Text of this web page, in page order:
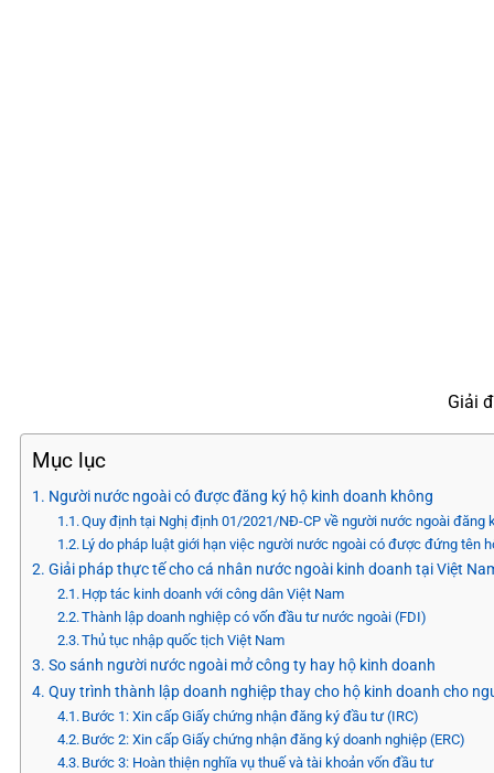
Giải
Mục lục
Người nước ngoài có được đăng ký hộ kinh doanh không
Quy định tại Nghị định 01/2021/NĐ-CP về người nước ngoài đăng
Lý do pháp luật giới hạn việc người nước ngoài có được đứng tên
Giải pháp thực tế cho cá nhân nước ngoài kinh doanh tại Việt
Hợp tác kinh doanh với công dân Việt Nam
Thành lập doanh nghiệp có vốn đầu tư nước ngoài (FDI)
Thủ tục nhập quốc tịch Việt Nam
So sánh người nước ngoài mở công ty hay hộ kinh doanh
Quy trình thành lập doanh nghiệp thay cho hộ kinh doanh cho
Bước 1: Xin cấp Giấy chứng nhận đăng ký đầu tư (IRC)
Bước 2: Xin cấp Giấy chứng nhận đăng ký doanh nghiệp (ERC)
Bước 3: Hoàn thiện nghĩa vụ thuế và tài khoản vốn đầu tư